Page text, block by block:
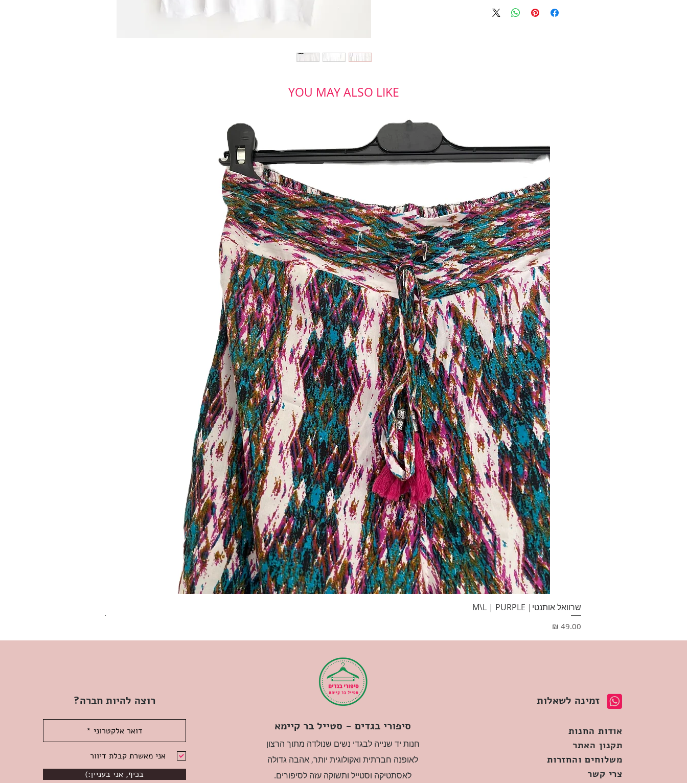
ZARA
ולמדיניות משלוחים והחזרות
YOU MAY ALSO LIKE
שרוואל אותנטי| M\L | PURPLE
מחיר
רוצה להיות חברה?
אני מאשרת קבלת דיוור
(:בכיף, אני בעניין
סיפורי בגדים - סטייל בר קיימא
חנות יד שנייה לבגדי נשים שנולדה מתוך הרצון
לאופנה חברתית ואקולוגית יותר, אהבה גדולה
לאסתטיקה וסטייל ותשוקה עזה לסיפורים.
זמינה לשאלות
אודות החנות
תקנון האתר
משלוחים והחזרות
צרי קשר